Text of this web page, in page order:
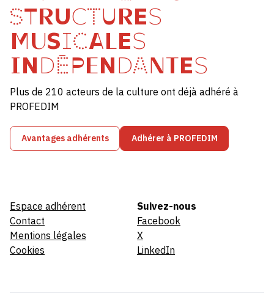
STRUCTURES
MUSICALES
INDÉPENDANTES
Plus de 210 acteurs de la culture ont déjà adhéré à
PROFEDIM
Avantages adhérents Adhérer à PROFEDIM
Espace adhérent
Contact
Mentions légales
Cookies
Suivez-nous
Facebook
X
LinkedIn